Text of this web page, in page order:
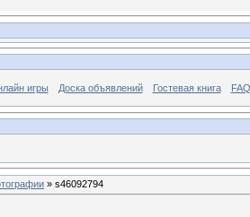
игры Доска объявлений Гостевая книга
» s46092794